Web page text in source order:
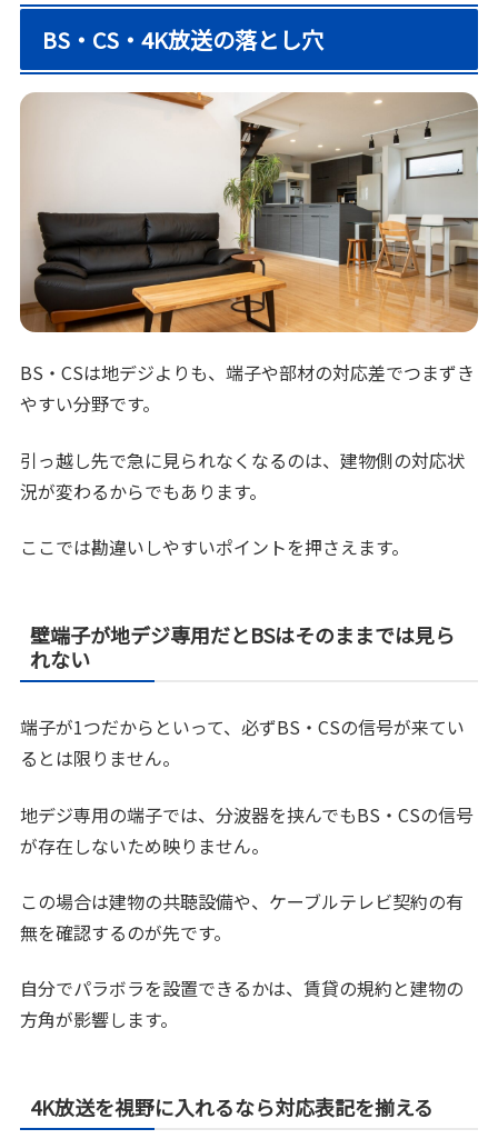
BS・CS・4K放送の落とし穴
BS・CSは地デジよりも、端子や部材の対応差でつまずき
やすい分野です。
引っ越し先で急に見られなくなるのは、建物側の対応状
況が変わるからでもあります。
ここでは勘違いしやすいポイントを押さえます。
壁端子が地デジ専用だとBSはそのままでは見ら
れない
端子が1つだからといって、必ずBS・CSの信号が来てい
るとは限りません。
地デジ専用の端子では、分波器を挟んでもBS・CSの信号
が存在しないため映りません。
この場合は建物の共聴設備や、ケーブルテレビ契約の有
無を確認するのが先です。
自分でパラボラを設置できるかは、賃貸の規約と建物の
方角が影響します。
4K放送を視野に入れるなら対応表記を揃える